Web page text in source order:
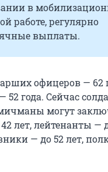
в
работе, регулярно
выплаты.
офицеров — 62
года. Сейчас
могут
лет, лейтенанты —
— до 52 лет,